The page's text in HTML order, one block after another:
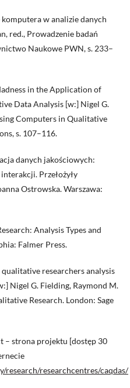
w analizie danych
red., Prowadzenie badań
Naukowe PWN, s. 233–
in the Application of
Data Analysis [w:] Nigel G.
Computers in Qualitative
s. 107–116.
danych jakościowych:
Przełożyły
Ostrowska. Warszawa:
Analysis Types and
Falmer Press.
researchers analysis
Nigel G. Fielding, Raymond M.
Research. London: Sage
– strona projektu [dostęp 30
research/researchcentres/caqdas/